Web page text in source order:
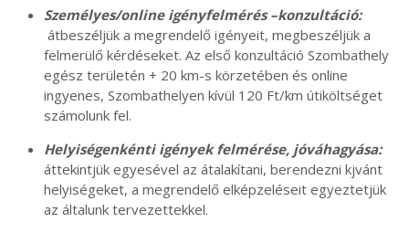
Személyes/online igényfelmérés –konzultáció:
átbeszéljük a megrendelő igényeit, megbeszéljük a
felmerülő kérdéseket. Az első konzultáció Szombathely
egész területén + 20 km-s körzetében és online
ingyenes, Szombathelyen kívül 120 Ft/km útiköltséget
számolunk fel.
Helyiségenkénti igények felmérése, jóváhagyása:
áttekintjük egyesével az átalakítani, berendezni kjvánt
helyiségeket, a megrendelő elképzeléseit egyeztetjük
az általunk tervezettekkel.